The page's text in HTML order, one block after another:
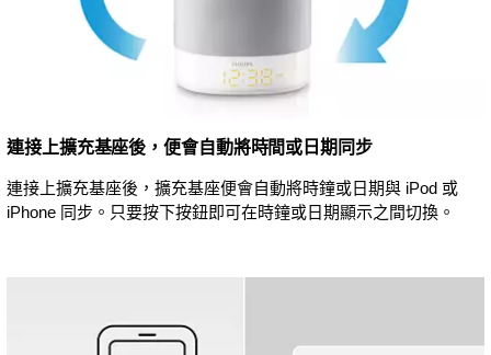
連接上擴充基座後，便會自動將時間或日期同步
連接上擴充基座後，擴充基座便會自動將時鐘或日期與 iPod 或
iPhone 同步。只要按下按鈕即可在時鐘或日期顯示之間切換。